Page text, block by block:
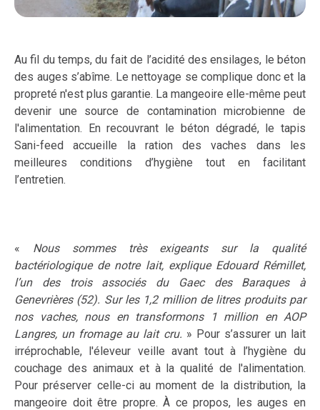
Au fil du temps, du fait de l’acidité des ensilages, le béton
des auges s’abîme. Le nettoyage se complique donc et la
propreté n'est plus garantie. La mangeoire elle-même peut
devenir une source de contamination microbienne de
l'alimentation. En recouvrant le béton dégradé, le tapis
Sani-feed accueille la ration des vaches dans les
meilleures conditions d’hygiène tout en facilitant
l’entretien.
« Nous sommes très exigeants sur la qualité
bactériologique de notre lait, explique Edouard Rémillet,
l’un des trois associés du Gaec des Baraques à
Genevrières (52). Sur les 1,2 million de litres produits par
nos vaches, nous en transformons 1 million en AOP
Langres, un fromage au lait cru. » Pour s’assurer un lait
irréprochable, l'éleveur veille avant tout à l’hygiène du
couchage des animaux et à la qualité de l'alimentation.
Pour préserver celle-ci au moment de la distribution, la
mangeoire doit être propre. À ce propos, les auges en